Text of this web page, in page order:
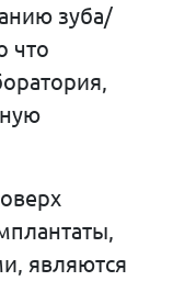
зуба/
что
являются